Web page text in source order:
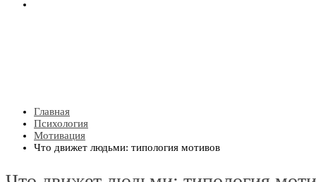
Главная
Психология
Мотивация
Что движет людьми: типология мотивов